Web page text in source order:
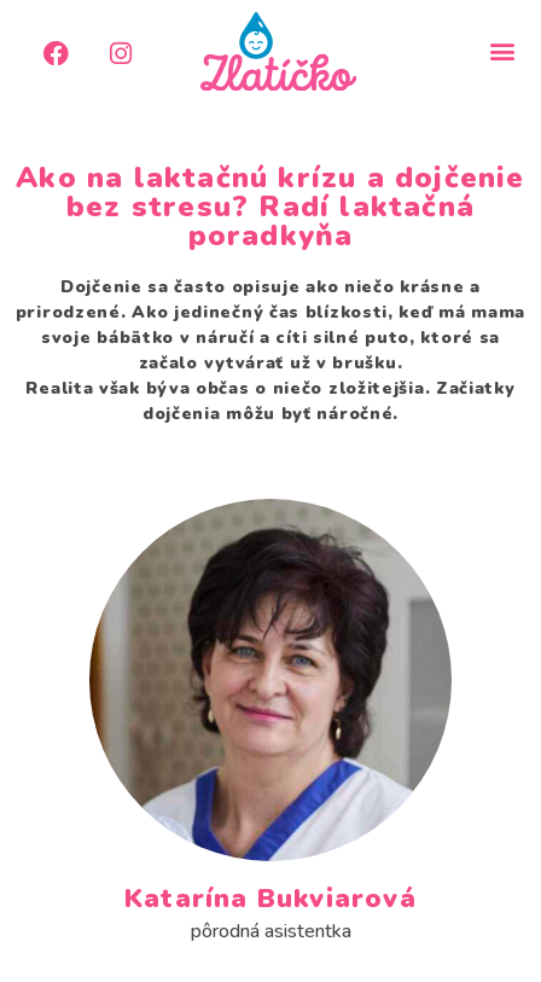
Ako na laktačnú krízu a dojčenie
bez stresu? Radí laktačná
poradkyňa
Dojčenie sa často opisuje ako niečo krásne a
prirodzené. Ako jedinečný čas blízkosti, keď má mama
svoje bábätko v náručí a cíti silné puto, ktoré sa
začalo vytvárať už v brušku.
Realita však býva občas o niečo zložitejšia. Začiatky
dojčenia môžu byť náročné.
Katarína Bukviarová
pôrodná asistentka